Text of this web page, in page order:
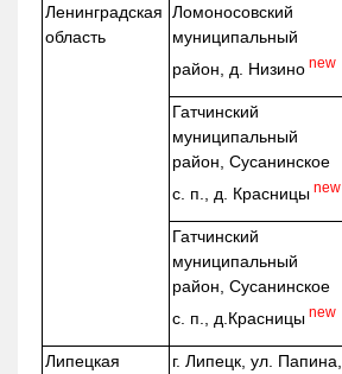
Ленинградская
область
Ломоносовский
муниципальный
район, д. Низино new
Гатчинский
муниципальный
район, Сусанинское
с. п., д. Красницы new
Гатчинский
муниципальный
район, Сусанинское
с. п., д.Красницы new
Липецкая
г. Липецк, ул. Папина,